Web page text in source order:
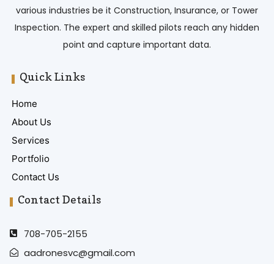
various industries be it Construction, Insurance, or Tower
Inspection. The expert and skilled pilots reach any hidden
point and capture important data.
Quick Links
Home
About Us
Services
Portfolio
Contact Us
Contact Details
708-705-2155
aadronesvc@gmail.com